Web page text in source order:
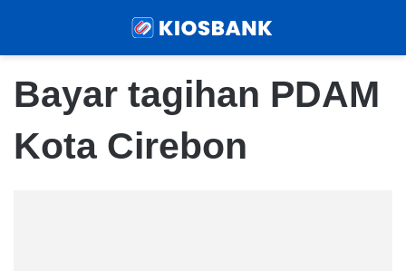
Bayar tagihan PDAM
Kota Cirebon